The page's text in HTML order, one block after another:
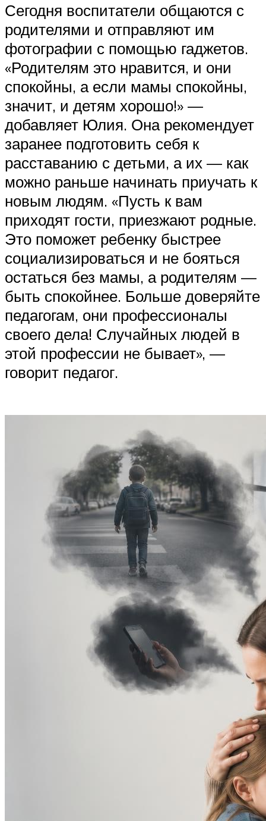
Сегодня воспитатели общаются с
родителями и отправляют им
фотографии с помощью гаджетов.
«Родителям это нравится, и они
спокойны, а если мамы спокойны,
значит, и детям хорошо!» —
добавляет Юлия. Она рекомендует
заранее подготовить себя к
расставанию с детьми, а их — как
можно раньше начинать приучать к
новым людям. «Пусть к вам
приходят гости, приезжают родные.
Это поможет ребенку быстрее
социализироваться и не бояться
остаться без мамы, а родителям —
быть спокойнее. Больше доверяйте
педагогам, они профессионалы
своего дела! Случайных людей в
этой профессии не бывает», —
говорит педагог.